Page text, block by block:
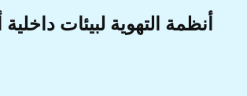
أنظمة التهوية لبيئات